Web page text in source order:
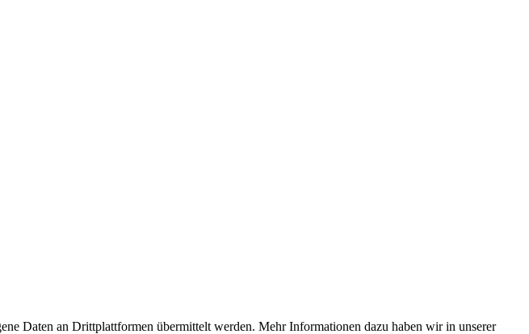
Daten an Drittplattformen übermittelt werden. Mehr Informationen dazu haben wir in unserer